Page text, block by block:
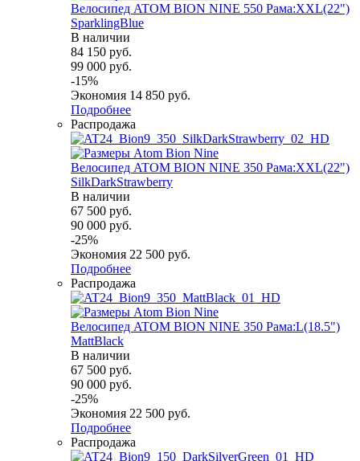
Велосипед ATOM BION NINE 550 Рама:XXL(22")
SparklingBlue
В наличии
84 150 руб.
99 000 руб.
-15%
Экономия 14 850 руб.
Подробнее
Распродажа
Велосипед ATOM BION NINE 350 Рама:XXL(22")
SilkDarkStrawberry
В наличии
67 500 руб.
90 000 руб.
-25%
Экономия 22 500 руб.
Подробнее
Распродажа
Велосипед ATOM BION NINE 350 Рама:L(18.5")
MattBlack
В наличии
67 500 руб.
90 000 руб.
-25%
Экономия 22 500 руб.
Подробнее
Распродажа